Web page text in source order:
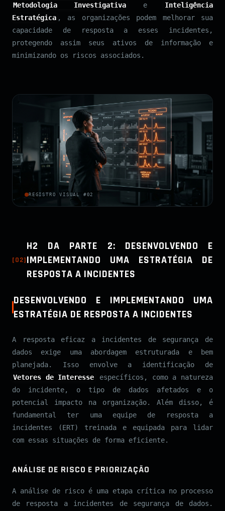
Metodologia Investigativa e
Inteligência
Estratégica , as organizações podem melhorar sua
capacidade de resposta a esses incidentes,
protegendo assim seus ativos de informação e
minimizando os riscos associados.
REGISTRO VISUAL #02
[02]
H2 DA PARTE 2: DESENVOLVENDO E
IMPLEMENTANDO UMA ESTRATÉGIA DE
RESPOSTA A INCIDENTES
DESENVOLVENDO E IMPLEMENTANDO UMA
ESTRATÉGIA DE RESPOSTA A INCIDENTES
A resposta eficaz a incidentes de segurança de
dados exige uma abordagem estruturada e bem
planejada. Isso envolve a identificação de
Vetores de Interesse
específicos, como a natureza
do incidente, o tipo de dados afetados e o
potencial impacto na organização. Além disso, é
fundamental ter uma equipe de resposta a
incidentes (ERT) treinada e equipada para lidar
com essas situações de forma eficiente.
ANÁLISE DE RISCO E PRIORIZAÇÃO
A análise de risco é uma etapa crítica no processo
de resposta a incidentes de segurança de dados.